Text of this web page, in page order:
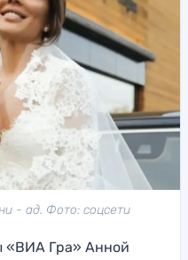
- ад. Фото: соцсети
«ВИА Гра» Анной